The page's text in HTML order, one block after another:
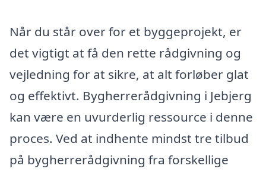
Når du står over for et byggeprojekt, er
det vigtigt at få den rette rådgivning og
vejledning for at sikre, at alt forløber glat
og effektivt. Bygherrerådgivning i Jebjerg
kan være en uvurderlig ressource i denne
proces. Ved at indhente mindst tre tilbud
på bygherrerådgivning fra forskellige